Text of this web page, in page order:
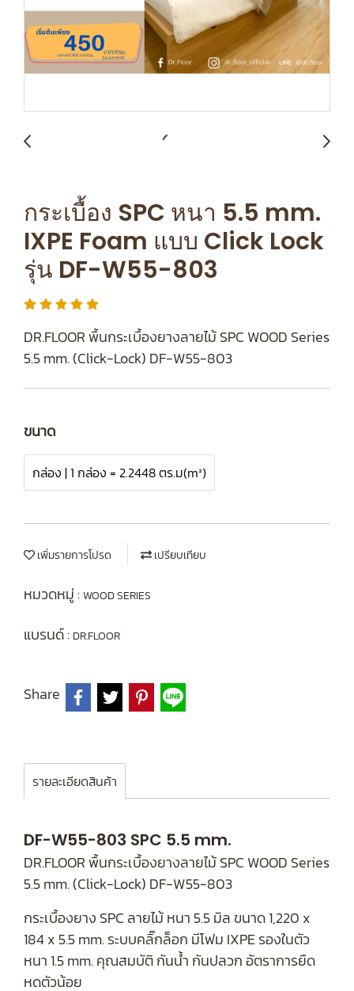
กระเบื้อง SPC หนา 5.5 mm. ​
IXPE Foam แบบ Click Lock
รุ่น DF-W55-803
DR.FLOOR พื้นกระเบื้องยางลายไม้ SPC WOOD Series
5.5 mm. (Click-Lock) DF-W55-803
ขนาด
กล่อง | 1 กล่อง = 2.2448 ตร.ม(m²)
เพิ่มรายการโปรด เปรียบเทียบ
หมวดหมู่ :WOOD SERIES
แบรนด์ : DR.FLOOR
Share
รายละเอียดสินค้า
DF-W55-803 SPC 5.5 mm.
DR.FLOOR พื้นกระเบื้องยางลายไม้ SPC WOOD Series
5.5 mm. (Click-Lock) DF-W55-803
กระเบื้องยาง SPC ลายไม้ หนา 5.5 มิล ขนาด 1,220 x
184 x 5.5 mm. ระบบคลิ๊กล็อก มีโฟม IXPE รองในตัว
หนา 1.5 mm. คุณสมบัติ กันน้ำ กันปลวก อัตราการยืด
หดตัวน้อย